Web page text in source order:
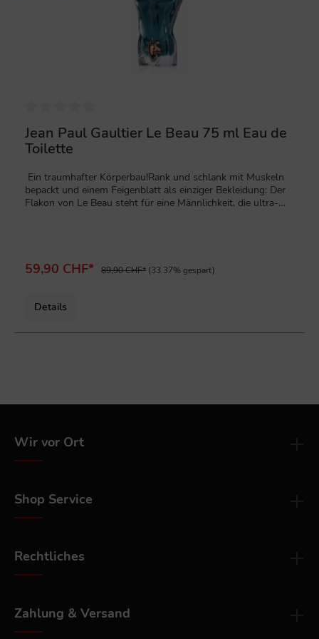
Jean Paul Gaultier Le Beau 75 ml Eau de
Toilette
Ein traumhafter Körperbau!Rank und schlank mit Muskeln
bepackt und einem Feigenblatt als einziger Bekleidung: Der
Flakon von Le Beau steht für eine Männlichkeit, die ultra-
verführerischen Mann. 75 ml Eaiu de Toilette SprayNeuware
59,90 CHF* 89,90 CHF* (33.37% gespart)
Details
Wir vor Ort
Shop Service
Rechtliches
Zahlung & Versand